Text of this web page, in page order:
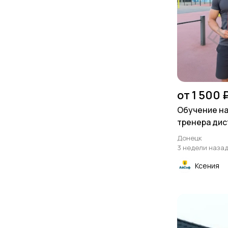
от 1 500
Обучение
тренера
Донецк
3 недели назад
Ксения